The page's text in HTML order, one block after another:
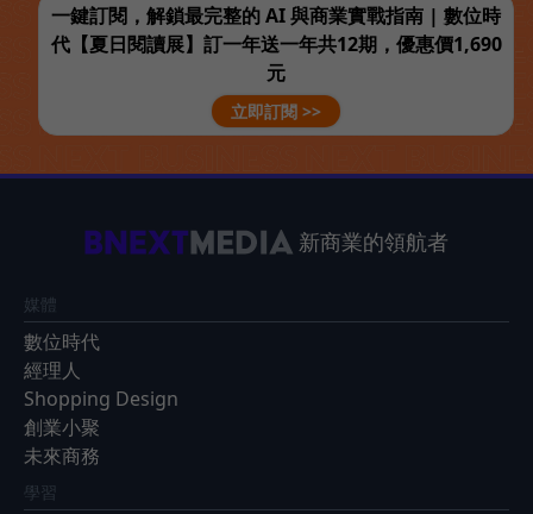
一鍵訂閱，解鎖最完整的 AI 與商業實戰指南 | 數位時
代【夏日閱讀展】訂一年送一年共12期，優惠價1,690
元
立即訂閱 >>
新商業的領航者
媒體
數位時代
經理人
Shopping Design
創業小聚
未來商務
學習